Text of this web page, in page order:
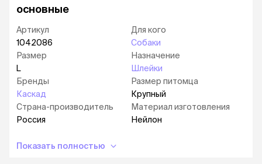
S 55-70
M 70-90
80-110
основные
Артикул
1042086
Размер
L
Бренды
Каскад
Страна-производитель
Россия
Для кого
Собаки
Назначение
Шлейки
Размер питомца
Крупный
Материал изготовления
Нейлон
Показать полностью